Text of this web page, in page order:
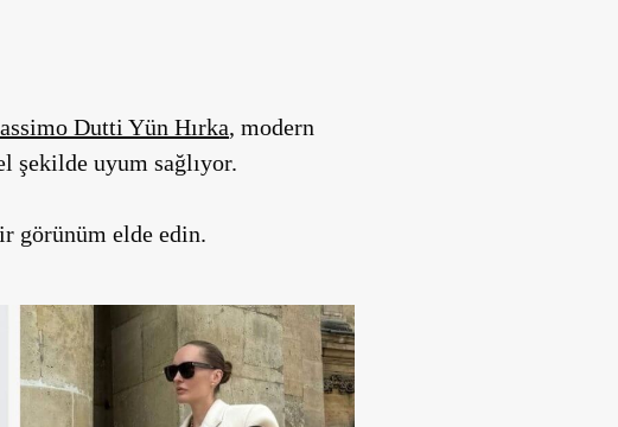
Dutti Yün Hırka, modern
şekilde uyum sağlıyor.
görünüm elde edin.